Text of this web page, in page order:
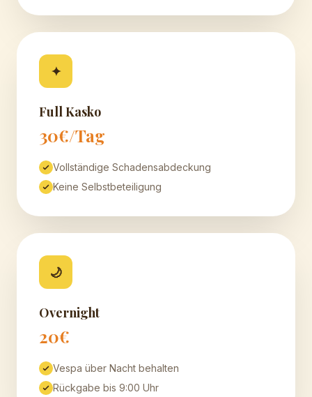
✦
Full Kasko
30€/Tag
Vollständige Schadensabdeckung
Keine Selbstbeteiligung
🌙
Overnight
20€
Vespa über Nacht behalten
Rückgabe bis 9:00 Uhr